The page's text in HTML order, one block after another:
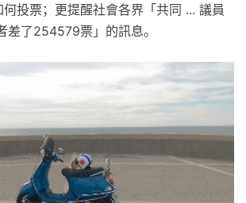
投票；更提醒社會各界「共同 ... 議員
差了254579票」的訊息。